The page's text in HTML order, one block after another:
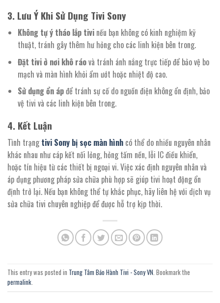
3. Lưu Ý Khi Sử Dụng Tivi Sony
Không tự ý tháo lắp tivinếu bạn không có kinh nghiệm kỹ
thuật, tránh gây thêm hư hỏng cho các linh kiện bên trong.
Đặt tivi ở nơi khô ráovà tránh ánh nắng trực tiếp để bảo vệ bo
mạch và màn hình khỏi ẩm ướt hoặc nhiệt độ cao.
Sử dụng ổn ápđể tránh sự cố do nguồn điện không ổn định, bảo
vệ tivi và các linh kiện bên trong.
4. Kết Luận
Tình trạng tivi Sony bị sọc màn hình có thể do nhiều nguyên nhân
khác nhau như cáp kết nối lỏng, hỏng tấm nền, lỗi IC điều khiển,
hoặc tín hiệu từ các thiết bị ngoại vi. Việc xác định nguyên nhân và
áp dụng phương pháp sửa chữa phù hợp sẽ giúp tivi hoạt động ổn
định trở lại. Nếu bạn không thể tự khắc phục, hãy liên hệ với dịch vụ
sửa chữa tivi chuyên nghiệp để được hỗ trợ kịp thời.
This entry was posted in Trung Tâm Bảo Hành Tivi - Sony VN. Bookmark the
permalink.